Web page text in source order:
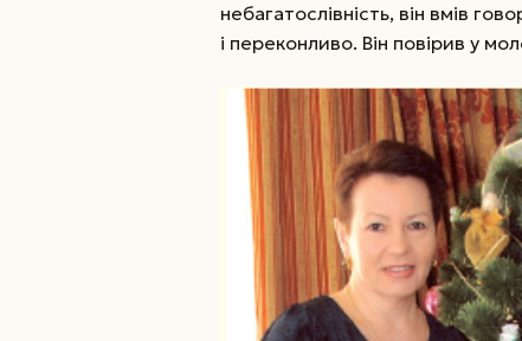
небагатослівність, він вмів
і переконливо. Він повірив у